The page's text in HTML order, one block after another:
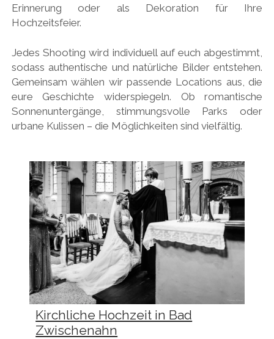
Erinnerung oder als Dekoration für Ihre
Hochzeitsfeier.
Jedes Shooting wird individuell auf euch abgestimmt,
sodass authentische und natürliche Bilder entstehen.
Gemeinsam wählen wir passende Locations aus, die
eure Geschichte widerspiegeln. Ob romantische
Sonnenuntergänge, stimmungsvolle Parks oder
urbane Kulissen – die Möglichkeiten sind vielfältig.
Kirchliche Hochzeit in Bad
Zwischenahn